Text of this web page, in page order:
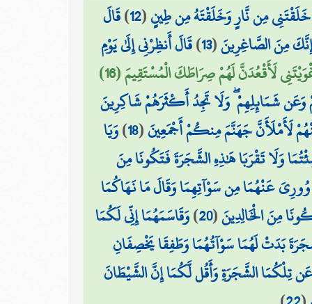
مِن نَّارٍ وَخَلَقْتَهُ مِن طِينٍ(
12
)قَالَ
مِنَ الصَّاغِرِينَ(
13
)قَالَ أَنظِرْنِي إِلَىٰ يَوْمِ
لَأَقْعُدَنَّ لَهُمْ صِرَاطَكَ الْمُسْتَقِيمَ (16)
وَعَن شَمَائِلِهِمْ ۖ وَلَا تَجِدُ أَكْثَرَهُمْ شَاكِرِينَ
لَأَمْلَأَنَّ جَهَنَّمَ مِنكُمْ أَجْمَعِينَ(
18
)وَيَا
وَلَا تَقْرَبَا هَٰذِهِ الشَّجَرَةَ فَتَكُونَا مِنَ
عَنْهُمَا مِن سَوْآتِهِمَا وَقَالَ مَا نَهَاكُمَا
مِنَ الْخَالِدِينَ(
20
)وَقَاسَمَهُمَا إِنِّي لَكُمَا
بَدَتْ لَهُمَا سَوْآتُهُمَا وَطَفِقَا يَخْصِفَانِ
تِلْكُمَا الشَّجَرَةِ وَأَقُل لَّكُمَا إِنَّ الشَّيْطَانَ